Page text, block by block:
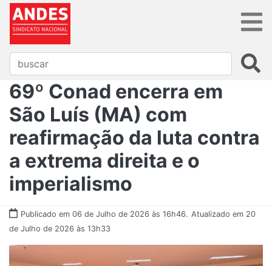
69º Conad encerra em
São Luís (MA) com
reafirmação da luta contra
a extrema direita e o
imperialismo
Publicado em 06 de Julho de 2026 às 16h46. Atualizado em 20
de Julho de 2026 às 13h33